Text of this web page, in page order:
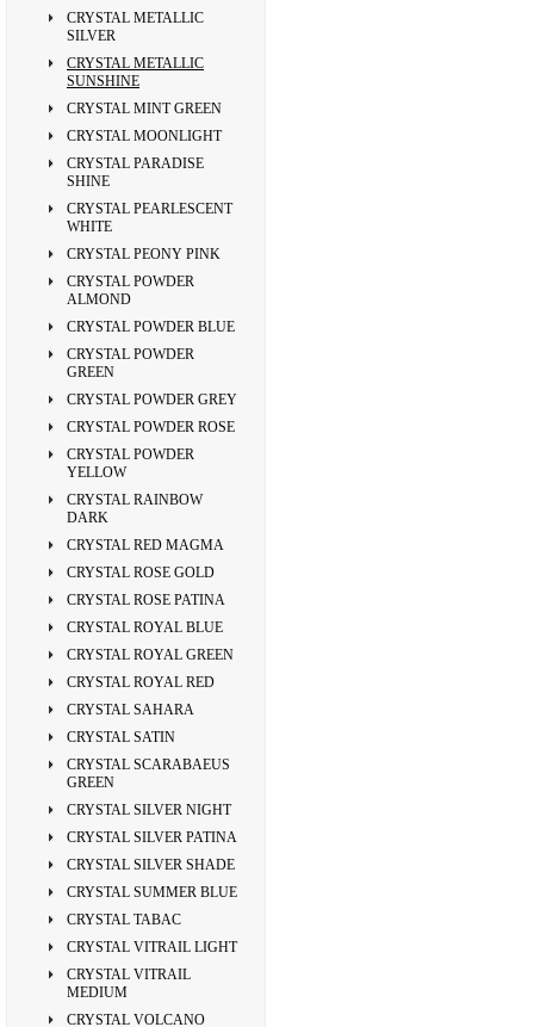
CRYSTAL METALLIC
SILVER
CRYSTAL METALLIC
SUNSHINE
CRYSTAL MINT GREEN
CRYSTAL MOONLIGHT
CRYSTAL PARADISE
SHINE
CRYSTAL PEARLESCENT
WHITE
CRYSTAL PEONY PINK
CRYSTAL POWDER
ALMOND
CRYSTAL POWDER BLUE
CRYSTAL POWDER
GREEN
CRYSTAL POWDER GREY
CRYSTAL POWDER ROSE
CRYSTAL POWDER
YELLOW
CRYSTAL RAINBOW
DARK
CRYSTAL RED MAGMA
CRYSTAL ROSE GOLD
CRYSTAL ROSE PATINA
CRYSTAL ROYAL BLUE
CRYSTAL ROYAL GREEN
CRYSTAL ROYAL RED
CRYSTAL SAHARA
CRYSTAL SATIN
CRYSTAL SCARABAEUS
GREEN
CRYSTAL SILVER NIGHT
CRYSTAL SILVER PATINA
CRYSTAL SILVER SHADE
CRYSTAL SUMMER BLUE
CRYSTAL TABAC
CRYSTAL VITRAIL LIGHT
CRYSTAL VITRAIL
MEDIUM
CRYSTAL VOLCANO